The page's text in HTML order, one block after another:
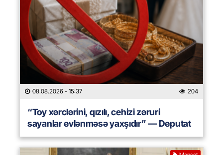
08.08.2026 - 15:37 204
“Toy xərclərini, qızılı, cehizi zəruri
sayanlar evlənməsə yaxşıdır” — Deputat